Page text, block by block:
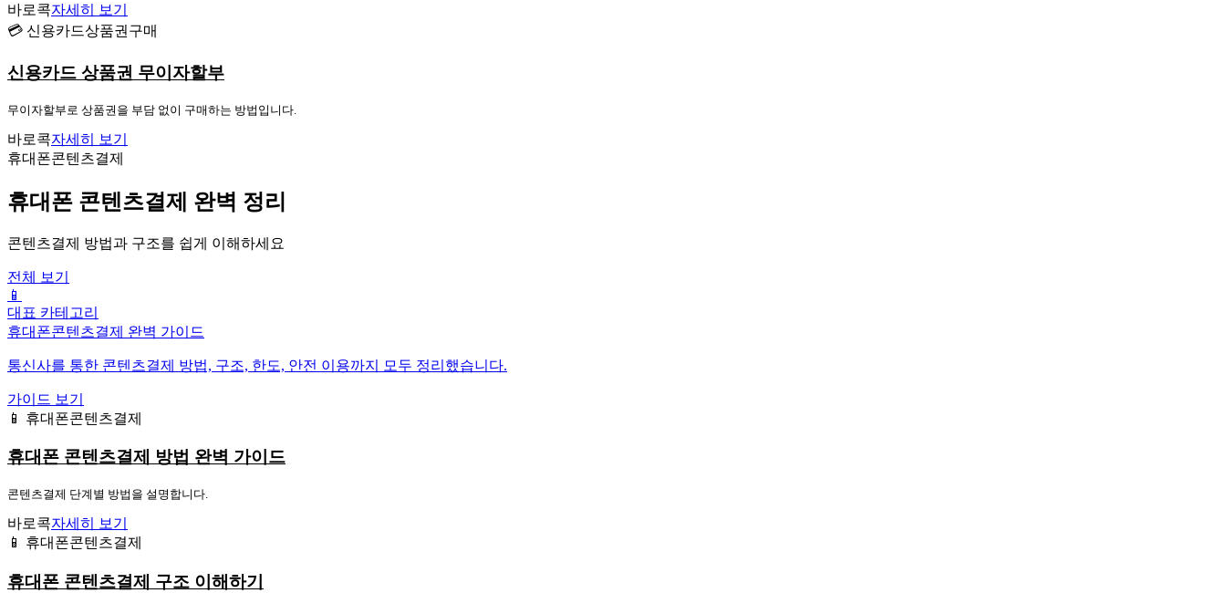
바로콕자세히 보기
💳 신용카드상품권구매
신용카드 상품권 무이자할부
무이자할부로 상품권을 부담 없이 구매하는 방법입니다.
바로콕자세히 보기
휴대폰콘텐츠결제
휴대폰 콘텐츠결제 완벽 정리
콘텐츠결제 방법과 구조를 쉽게 이해하세요
전체 보기
📱
대표 카테고리
휴대폰콘텐츠결제 완벽 가이드
통신사를 통한 콘텐츠결제 방법, 구조, 한도, 안전 이용까지 모두 정리했습니다.
가이드 보기
📱 휴대폰콘텐츠결제
휴대폰 콘텐츠결제 방법 완벽 가이드
콘텐츠결제 단계별 방법을 설명합니다.
바로콕자세히 보기
📱 휴대폰콘텐츠결제
휴대폰 콘텐츠결제 구조 이해하기